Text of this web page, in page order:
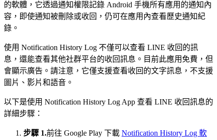
的軟體，它透過通知權限記錄 Android 手機所有應用的通知內
容，即使通知被刪除或收回，仍可在應用內查看歷史通知紀
錄。
使用 Notification History Log 不僅可以查看 LINE 收回的訊
息，還能查看其他社群平台的收回訊息。目前此應用免費，但
會顯示廣告。請注意，它僅支援查看收回的文字訊息，不支援
圖片、影片和語音。
以下是使用 Notification History Log App 查看 LINE 收回訊息的
詳細步驟：
步驟 1.前往 Google Play 下載 Notification History Log 軟